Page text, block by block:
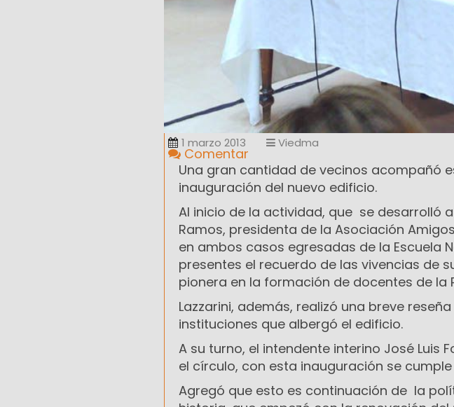
1 marzo 2013 Viedma
Comentar
Una gran cantidad de vecinos acompañó
inauguración del nuevo edificio.
Al inicio de la actividad, que se desarrolló
Ramos, presidenta de la Asociación
en ambos casos egresadas de la Escuela
presentes el recuerdo de las vivencias de
pionera en la formación de docentes de la
Lazzarini, además, realizó una breve
instituciones que albergó el edificio.
A su turno, el intendente interino José Luis
el círculo, con esta inauguración se cumple
Agregó que esto es continuación de la